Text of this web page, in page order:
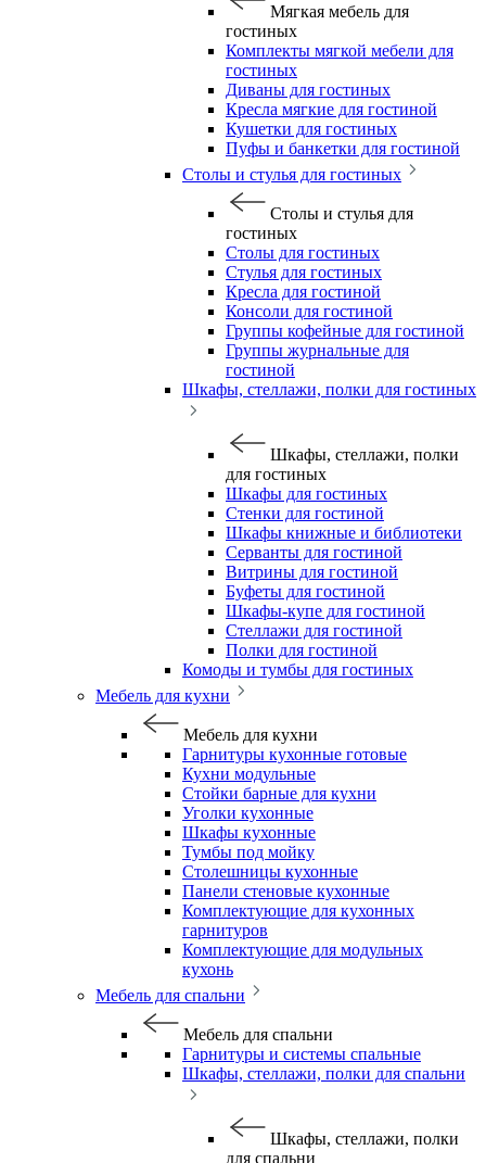
Мягкая мебель для
гостиных
Комплекты мягкой мебели для
гостиных
Диваны для гостиных
Кресла мягкие для гостиной
Кушетки для гостиных
Пуфы и банкетки для гостиной
Столы и стулья для гостиных
Столы и стулья для
гостиных
Столы для гостиных
Стулья для гостиных
Кресла для гостиной
Консоли для гостиной
Группы кофейные для гостиной
Группы журнальные для
гостиной
Шкафы, стеллажи, полки для гостиных
Шкафы, стеллажи, полки
для гостиных
Шкафы для гостиных
Стенки для гостиной
Шкафы книжные и библиотеки
Серванты для гостиной
Витрины для гостиной
Буфеты для гостиной
Шкафы-купе для гостиной
Стеллажи для гостиной
Полки для гостиной
Комоды и тумбы для гостиных
Мебель для кухни
Мебель для кухни
Гарнитуры кухонные готовые
Кухни модульные
Стойки барные для кухни
Уголки кухонные
Шкафы кухонные
Тумбы под мойку
Столешницы кухонные
Панели стеновые кухонные
Комплектующие для кухонных
гарнитуров
Комплектующие для модульных
кухонь
Мебель для спальни
Мебель для спальни
Гарнитуры и системы спальные
Шкафы, стеллажи, полки для спальни
Шкафы, стеллажи, полки
для спальни